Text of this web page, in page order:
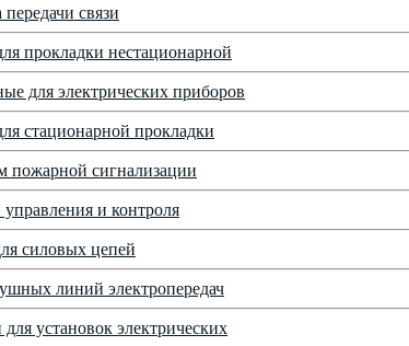
связи
прокладки нестационарной
для электрических приборов
стационарной прокладки
пожарной сигнализации
и контроля
силовых цепей
линий электропередач
установок электрических